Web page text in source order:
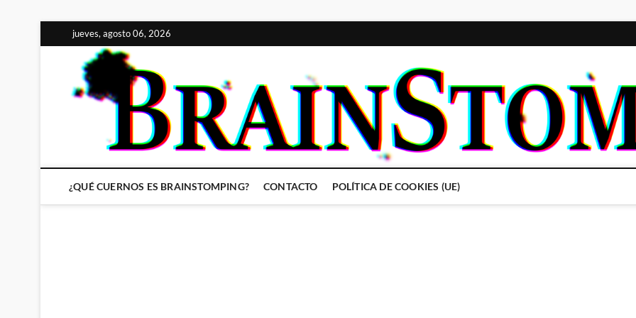
al
contenido
jueves, agosto 06, 2026
¿QUÉ CUERNOS ES BRAINSTOMPING? CONTACTO POLÍTICA DE COOKIES (UE)